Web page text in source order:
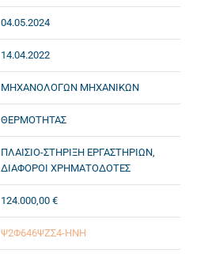
04.05.2024
14.04.2022
ΜΗΧΑΝΟΛΟΓΩΝ ΜΗΧΑΝΙΚΩΝ
ΘΕΡΜΟΤΗΤΑΣ
ΠΛΑΙΣΙΟ-ΣΤΗΡΙΞΗ ΕΡΓΑΣΤΗΡΙΩΝ,
ΔΙΑΦΟΡΟΙ ΧΡΗΜΑΤΟΔΟΤΕΣ
124.000,00 €
Ψ2Φ646ΨΖΣ4-ΗΝΗ